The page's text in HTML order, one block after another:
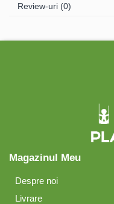
Review-uri (0)
Magazinul Meu
Despre noi
Livrare